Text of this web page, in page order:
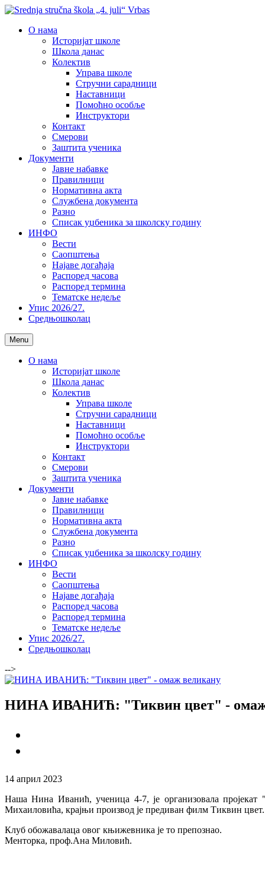
О нама
Историјат школе
Школа данас
Колектив
Управа школе
Стручни сарадници
Наставници
Помоћно особље
Инструктори
Контакт
Смерови
Заштита ученика
Документи
Јавне набавке
Правилници
Нормативна акта
Службена документа
Разно
Списак уџбеника за школску годину
ИНФО
Вести
Саопштења
Најаве догађаја
Распоред часова
Распоред термина
Тематске недеље
Упис 2026/27.
Средњошколац
Menu
О нама
Историјат школе
Школа данас
Колектив
Управа школе
Стручни сарадници
Наставници
Помоћно особље
Инструктори
Контакт
Смерови
Заштита ученика
Документи
Јавне набавке
Правилници
Нормативна акта
Службена документа
Разно
Списак уџбеника за школску годину
ИНФО
Вести
Саопштења
Најаве догађаја
Распоред часова
Распоред термина
Тематске недеље
Упис 2026/27.
Средњошколац
-->
НИНА ИВАНИЋ: "Тиквин цвет" - омаж
14 април 2023
Наша Нина Иванић, ученица 4-7, је организовала
Михаиловића, крајњи производ је предиван филм Тиквин цвет.
Клуб обожавалаца овог књижевника је то препознао.
Менторка, проф.Ана Миловић.